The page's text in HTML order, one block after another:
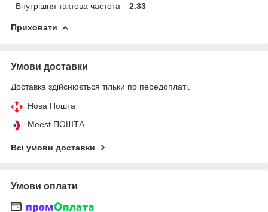
Внутрішня тактова частота 2.33
Приховати
Умови доставки
Доставка здійснюється тільки по передоплаті.
Нова Пошта
Meest ПОШТА
Всі умови доставки
Умови оплати